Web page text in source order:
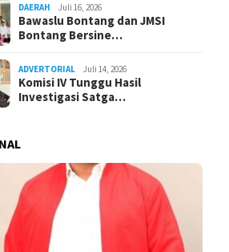
DAERAH Juli 16, 2026
Bawaslu Bontang dan JMSI
Bontang Bersine…
ADVERTORIAL Juli 14, 2026
Komisi IV Tunggu Hasil
Investigasi Satga…